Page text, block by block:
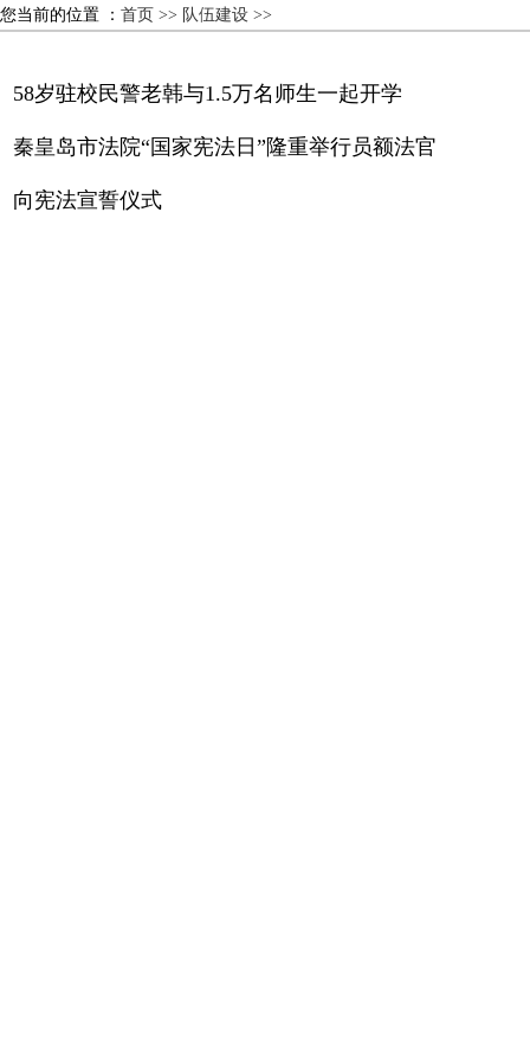
您当前的位置 ： 首页 >> 队伍建设 >>
58岁驻校民警老韩与1.5万名师生一起开学
秦皇岛市法院“国家宪法日”隆重举行员额法官
向宪法宣誓仪式